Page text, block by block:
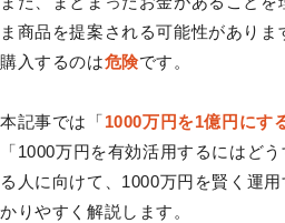
ま商品を提案される可能性があり
購入するのは危険です。
本記事では「1000万円を1億円にす
「1000万円を有効活用するにはど
る人に向けて、1000万円を賢く運
かりやすく解説します。